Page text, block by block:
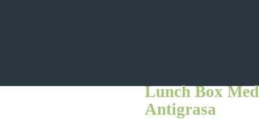
Lunch Box
Antigrasa